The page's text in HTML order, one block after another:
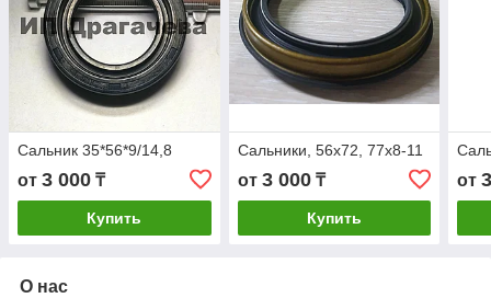
Сальник 35*56*9/14,8
от 3 000 ₸
Купить
Сальники, 56х72, 77х8-11
от 3 000₸
Купить
от
О нас